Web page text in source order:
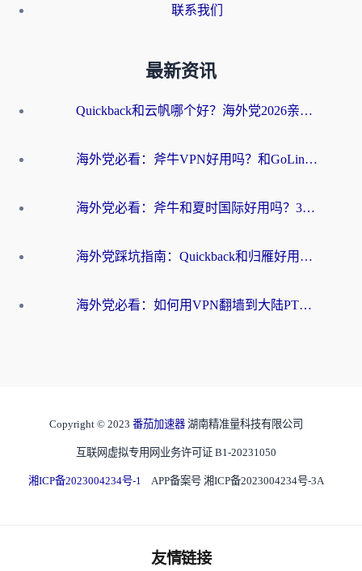
联系我们
最新资讯
Quickback和云帆哪个好？海外党2026亲测指南：选对加速器大陆工具，无缝刷国内剧玩国服
海外党必看：斧牛VPN好用吗？和GoLinkVPN对比哪个回国效果更好？
海外党必看：斧牛和夏时国际好用吗？3步选对回国加速器，无缝刷国内资源
海外党踩坑指南：Quickback和归雁好用吗？选对加速器才能无缝刷国内资源
海外党必看：如何用VPN翻墙到大陆PTT？一篇解决你所有回国加速痛点
Copyright © 2023 番茄加速器 湖南精准量科技有限公司
互联网虚拟专用网业务许可证 B1-20231050
湘ICP备2023004234号-1 APP备案号 湘ICP备2023004234号-3A
友情链接